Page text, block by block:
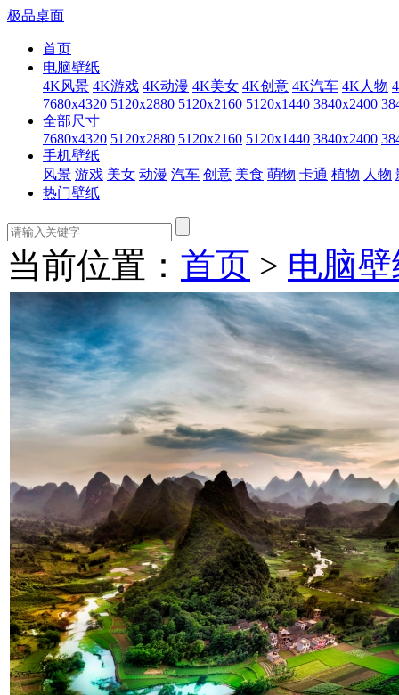
极品桌面
首页
电脑壁纸
4K风景 4K游戏 4K动漫 4K美女 4K创意 4K汽车 4K人物
7680x4320 5120x2880 5120x2160 5120x1440 3840x2400
全部尺寸
7680x4320 5120x2880 5120x2160 5120x1440 3840x2400
手机壁纸
风景 游戏 美女 动漫 汽车 创意 美食 萌物 卡通 植物 人物
热门壁纸
当前位置： 首页 > 电脑